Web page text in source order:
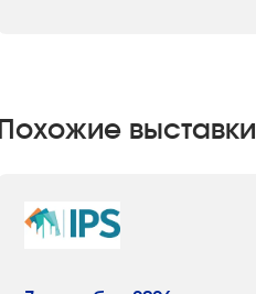
Похожие выставки